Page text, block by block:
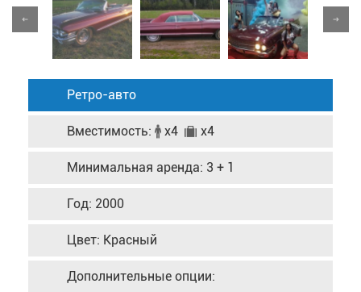
Ретро-авто
Вместимость: x4 x4
Минимальная аренда: 3 + 1
Год: 2000
Цвет: Красный
Дополнительные опции: